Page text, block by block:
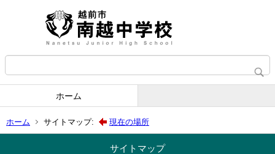
ホーム
ホーム サイトマップ: 現在の場所
サイトマップ